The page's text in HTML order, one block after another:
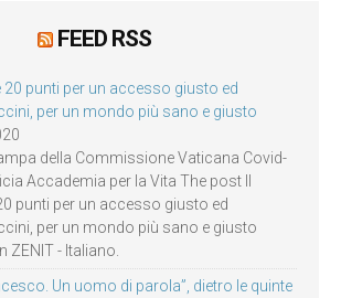
FEED RSS
20 punti per un accesso giusto ed
per un mondo più sano e giusto
della Commissione Vaticana Covid-
Accademia per la Vita The post Il
punti per un accesso giusto ed
per un mondo più sano e giusto
ZENIT - Italiano.
Un uomo di parola”, dietro le quinte